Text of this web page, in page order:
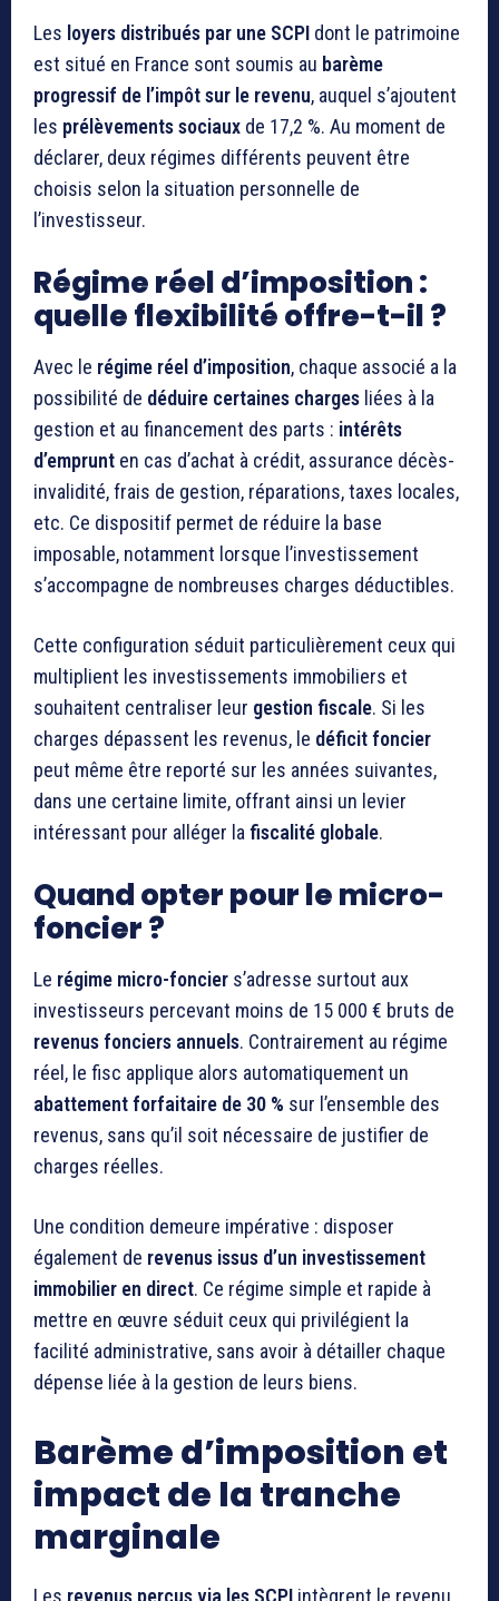
Les loyers distribués par une SCPI dont le patrimoine
est situé en France sont soumis au barème
progressif de l’impôt sur le revenu, auquel s’ajoutent
les prélèvements sociaux de 17,2 %. Au moment de
déclarer, deux régimes différents peuvent être
choisis selon la situation personnelle de
l’investisseur.
Régime réel d’imposition :
quelle flexibilité offre-t-il ?
Avec le régime réel d’imposition, chaque associé a la
possibilité de déduire certaines charges liées à la
gestion et au financement des parts : intérêts
d’emprunt en cas d’achat à crédit, assurance décès-
invalidité, frais de gestion, réparations, taxes locales,
etc. Ce dispositif permet de réduire la base
imposable, notamment lorsque l’investissement
s’accompagne de nombreuses charges déductibles.
Cette configuration séduit particulièrement ceux qui
multiplient les investissements immobiliers et
souhaitent centraliser leur gestion fiscale. Si les
charges dépassent les revenus, le déficit foncier
peut même être reporté sur les années suivantes,
dans une certaine limite, offrant ainsi un levier
intéressant pour alléger la fiscalité globale.
Quand opter pour le micro-
foncier ?
Le régime micro-foncier s’adresse surtout aux
investisseurs percevant moins de 15 000 € bruts de
revenus fonciers annuels. Contrairement au régime
réel, le fisc applique alors automatiquement un
abattement forfaitaire de 30 % sur l’ensemble des
revenus, sans qu’il soit nécessaire de justifier de
charges réelles.
Une condition demeure impérative : disposer
également de revenus issus d’un investissement
immobilier en direct. Ce régime simple et rapide à
mettre en œuvre séduit ceux qui privilégient la
facilité administrative, sans avoir à détailler chaque
dépense liée à la gestion de leurs biens.
Barème d’imposition et
impact de la tranche
marginale
Les revenus perçus via les SCPI intègrent le revenu